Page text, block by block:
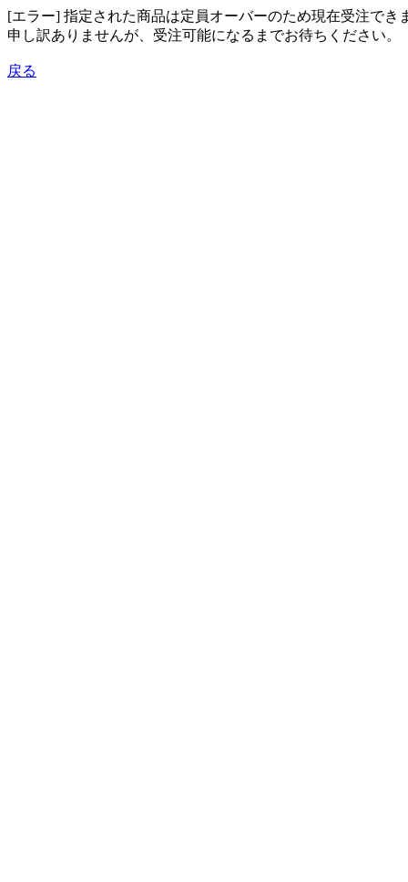
[エラー] 指定された商品は定員オーバーのため現在受注でき
申し訳ありませんが、受注可能になるまでお待ちください。
戻る